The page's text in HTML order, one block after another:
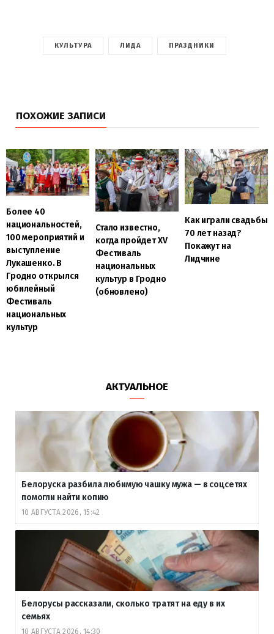
КУЛЬТУРА ЛИДА ПРАЗДНИКИ
ПОХОЖИЕ ЗАПИСИ
Более 40
национальностей,
100 мероприятий и
выступление
Лукашенко. В
Гродно открылся
юбилейный
Фестиваль
национальных
культур
Стало известно,
когда пройдет XV
Фестиваль
национальных
культур в Гродно
(обновлено)
Как играли свадьбы
70 лет назад?
Покажут на
Лидчине
АКТУАЛЬНОЕ
Белоруска разбила любимую чашку мужа — в соцсетях
помогли найти копию
10 АВГУСТА 2026, 15:42
Белорусы рассказали, сколько тратят на еду в их
семьях
10 АВГУСТА 2026, 14:30